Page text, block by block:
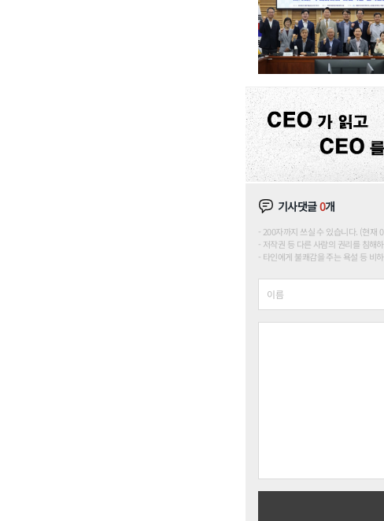
기사댓글0개
200자까지 쓰실 수 있습니다. (현
저작권 등 다른 사람의 권리를 침해
타인에게 불쾌감을 주는 욕설 등 비